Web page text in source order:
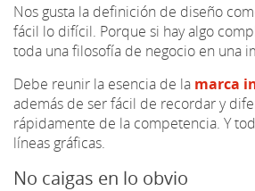
Nos gusta la definición de diseño
fácil lo difícil. Porque si hay algo
toda una filosofía de negocio en una
Debe reunir la esencia de la marca
además de ser fácil de recordar y
rápidamente de la competencia. Y
líneas gráficas.
No caigas en lo obvio